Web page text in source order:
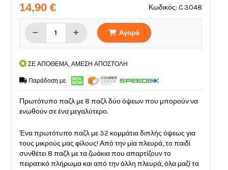
Κωδικός: C.3048
14,90 €
Αγορά
ΣΕ ΑΠΟΘΕΜΑ, ΑΜΕΣΗ ΑΠΟΣΤΟΛΗ
Παράδοση με:
Πρωτότυπο παζλ με 8 παζλ δύο όψεων που μπορούν να
ενωθούν σε ένα μεγαλύτερο.
Ένα πρωτότυπο παζλ με 32 κομμάτια διπλής όψεως για
τους μικρούς μας φίλους! Από την μία πλευρά, το παιδί
συνθέτει 8 παζλ με τα ζωάκια που απαρτίζουν το
πειρατικό πλήρωμα και από την άλλη πλευρά, όλα μαζί τα